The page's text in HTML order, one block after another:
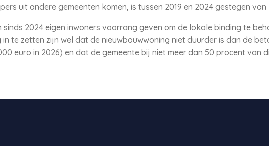
uit andere gemeenten komen, is tussen 2019 en 2024 gestegen
sinds 2024 eigen inwoners voorrang geven om de lokale binding te
te zetten zijn wel dat de nieuwbouwwoning niet duurder is dan de
euro in 2026) en dat de gemeente bij niet meer dan 50 procent van